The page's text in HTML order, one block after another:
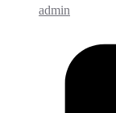
admin